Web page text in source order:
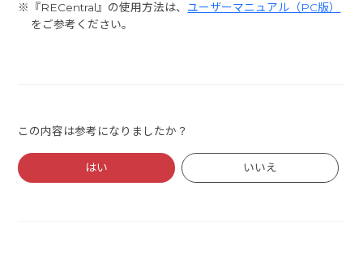
※『RECentral』の使用方法は、 ユーザーマニュアル（PC版）
をご参考ください。
この内容は参考になりましたか？
はい いいえ